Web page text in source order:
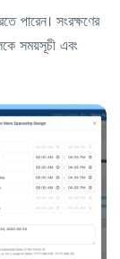
পারেন। সংরক্ষণের
সময়সূচী এবং